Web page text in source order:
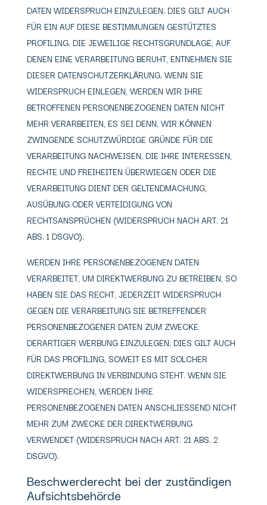
DATEN WIDERSPRUCH EINZULEGEN; DIES GILT AUCH
FÜR EIN AUF DIESE BESTIMMUNGEN GESTÜTZTES
PROFILING. DIE JEWEILIGE RECHTSGRUNDLAGE, AUF
DENEN EINE VERARBEITUNG BERUHT, ENTNEHMEN SIE
DIESER DATENSCHUTZERKLÄRUNG. WENN SIE
WIDERSPRUCH EINLEGEN, WERDEN WIR IHRE
BETROFFENEN PERSONENBEZOGENEN DATEN NICHT
MEHR VERARBEITEN, ES SEI DENN, WIR KÖNNEN
ZWINGENDE SCHUTZWÜRDIGE GRÜNDE FÜR DIE
VERARBEITUNG NACHWEISEN, DIE IHRE INTERESSEN,
RECHTE UND FREIHEITEN ÜBERWIEGEN ODER DIE
VERARBEITUNG DIENT DER GELTENDMACHUNG,
AUSÜBUNG ODER VERTEIDIGUNG VON
RECHTSANSPRÜCHEN (WIDERSPRUCH NACH ART. 21
ABS. 1 DSGVO).
WERDEN IHRE PERSONENBEZOGENEN DATEN
VERARBEITET, UM DIREKTWERBUNG ZU BETREIBEN, SO
HABEN SIE DAS RECHT, JEDERZEIT WIDERSPRUCH
GEGEN DIE VERARBEITUNG SIE BETREFFENDER
PERSONENBEZOGENER DATEN ZUM ZWECKE
DERARTIGER WERBUNG EINZULEGEN; DIES GILT AUCH
FÜR DAS PROFILING, SOWEIT ES MIT SOLCHER
DIREKTWERBUNG IN VERBINDUNG STEHT. WENN SIE
WIDERSPRECHEN, WERDEN IHRE
PERSONENBEZOGENEN DATEN ANSCHLIESSEND NICHT
MEHR ZUM ZWECKE DER DIREKTWERBUNG
VERWENDET (WIDERSPRUCH NACH ART. 21 ABS. 2
DSGVO).
Beschwerde­recht bei der zuständigen
Aufsichts­behörde